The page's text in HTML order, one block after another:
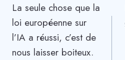
de
l’article
La seule chose que la
loi européenne sur
l’IA a réussi, c’est de
nous laisser boiteux.